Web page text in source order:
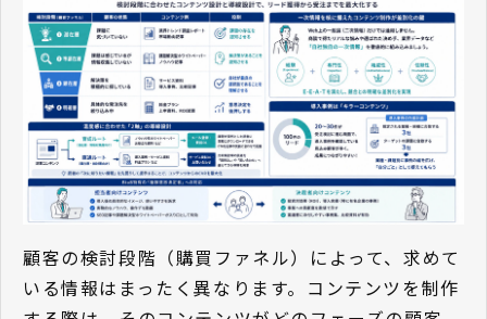
顧客の検討段階（購買ファネル）によって、求めて
いる情報はまったく異なります。コンテンツを制作